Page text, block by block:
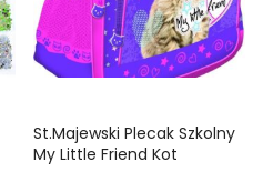
St.Majewski Plecak Szkolny
My Little Friend Kot